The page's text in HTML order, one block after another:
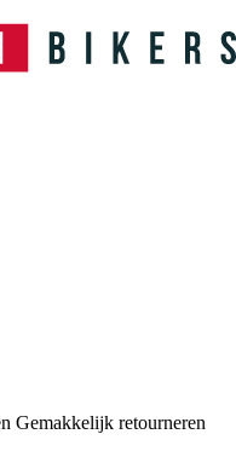
Gemakkelijk retourneren